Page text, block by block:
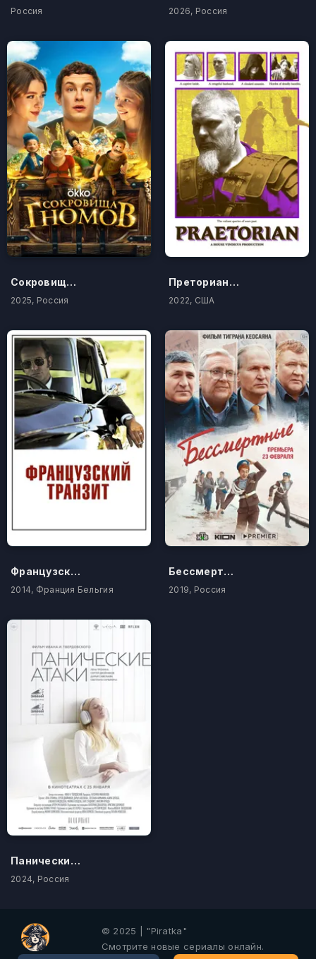
Россия 2026, Россия
Сокровища гномов
2025, Россия
Преторианец
2022, США
Французский транзит
2014, Франция Бельгия
Бессмертные
2019, Россия
Панические атаки
2024, Россия
© 2025 | "Piratka"
Смотрите новые сериалы онлайн.